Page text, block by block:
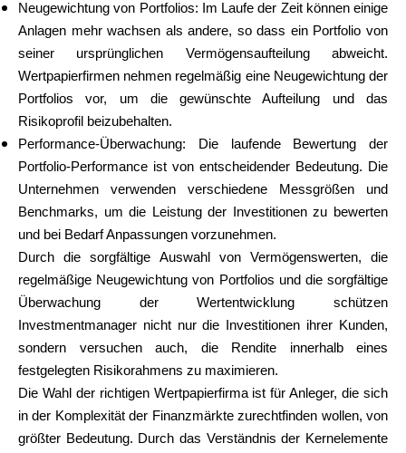
Mein Konto
Finanzierung erhalten
ask@scrambleup.com
+372 712 2955
Neugewichtung von Portfolios: Im Laufe der Zeit können einige
Anlagen mehr wachsen als andere, so dass ein Portfolio von
seiner ursprünglichen Vermögensaufteilung abweicht.
Wertpapierfirmen nehmen regelmäßig eine Neugewichtung der
Portfolios vor, um die gewünschte Aufteilung und das
Risikoprofil beizubehalten.
Performance-Überwachung: Die laufende Bewertung der
Portfolio-Performance ist von entscheidender Bedeutung. Die
Unternehmen verwenden verschiedene Messgrößen und
Benchmarks, um die Leistung der Investitionen zu bewerten
und bei Bedarf Anpassungen vorzunehmen.
Durch die sorgfältige Auswahl von Vermögenswerten, die
regelmäßige Neugewichtung von Portfolios und die sorgfältige
Überwachung der Wertentwicklung schützen
Investmentmanager nicht nur die Investitionen ihrer Kunden,
sondern versuchen auch, die Rendite innerhalb eines
festgelegten Risikorahmens zu maximieren.
Die Wahl der richtigen Wertpapierfirma ist für Anleger, die sich
in der Komplexität der Finanzmärkte zurechtfinden wollen, von
größter Bedeutung. Durch das Verständnis der Kernelemente